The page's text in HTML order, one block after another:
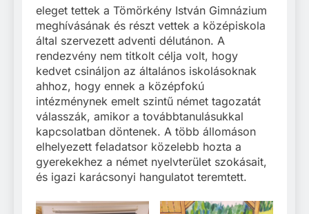
eleget tettek a Tömörkény István Gimnázium
meghívásának és részt vettek a középiskola
által szervezett adventi délutánon. A
rendezvény nem titkolt célja volt, hogy
kedvet csináljon az általános iskolásoknak
ahhoz, hogy ennek a középfokú
intézménynek emelt szintű német tagozatát
válasszák, amikor a továbbtanulásukkal
kapcsolatban döntenek. A több állomáson
elhelyezett feladatsor közelebb hozta a
gyerekekhez a német nyelvterület szokásait,
és igazi karácsonyi hangulatot teremtett.